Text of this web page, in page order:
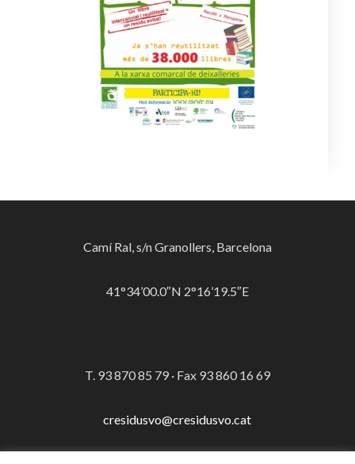
Camí Ral, s/n Granollers, Barcelona
41°34’00.0″N 2°16’19.5″E
T. 93 870 85 79 · Fax 93 860 16 69
cresidusvo@cresidusvo.cat